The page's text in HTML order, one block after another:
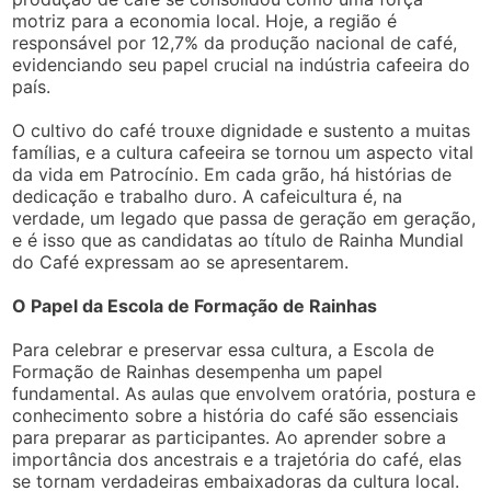
motriz para a economia local. Hoje, a região é
responsável por 12,7% da produção nacional de café,
evidenciando seu papel crucial na indústria cafeeira do
país.
O cultivo do café trouxe dignidade e sustento a muitas
famílias, e a cultura cafeeira se tornou um aspecto vital
da vida em Patrocínio. Em cada grão, há histórias de
dedicação e trabalho duro. A cafeicultura é, na
verdade, um legado que passa de geração em geração,
e é isso que as candidatas ao título de Rainha Mundial
do Café expressam ao se apresentarem.
O Papel da Escola de Formação de Rainhas
Para celebrar e preservar essa cultura, a Escola de
Formação de Rainhas desempenha um papel
fundamental. As aulas que envolvem oratória, postura e
conhecimento sobre a história do café são essenciais
para preparar as participantes. Ao aprender sobre a
importância dos ancestrais e a trajetória do café, elas
se tornam verdadeiras embaixadoras da cultura local.